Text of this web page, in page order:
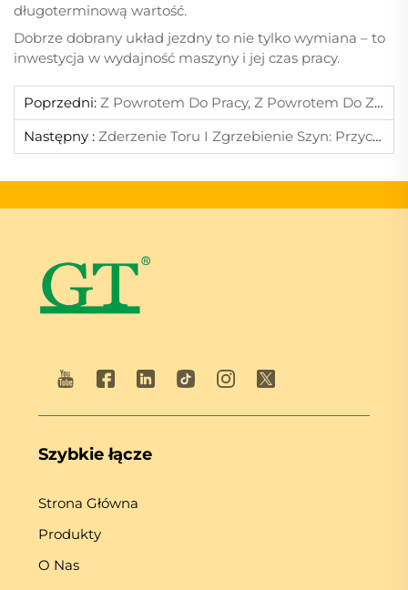
długoterminową wartość.
Dobrze dobrany układ jezdny to nie tylko wymiana – to
inwestycja w wydajność maszyny i jej czas pracy.
Poprzedni: Z Powrotem Do Pracy, Z Powrotem Do Zwycięstw — Powitaliśmy Obiecujący 2026 Rok
Następny : Zderzenie Toru I Zgrzebienie Szyn: Przyczyny Oraz Środki Zapobiegawcze
Szybkie łącze
Strona Główna
Produkty
O Nas